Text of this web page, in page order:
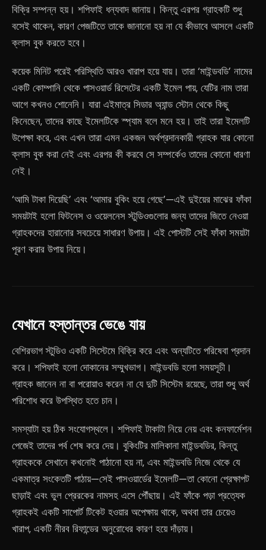
বিক্রি সম্পন্ন হয়। শপিফাই ধন্যবাদ জানায়। কিন্তু এরপর গ্রাহকটি শুধু
বসেই থাকেন, কারণ পেজটিতে তাকে জানানো হয় না যে কীভাবে আসলে একটি
ক্লাস বুক করতে হবে।
কয়েক মিনিট পরেই পরিস্থিতি আরও খারাপ হয়ে যায়। তারা ‘মাইন্ডবডি’ নামের
একটি কোম্পানি থেকে পাসওয়ার্ড রিসেটের একটি ইমেল পায়, যেটির নাম তারা
আগে কখনও শোনেনি। যারা এইমাত্র সিডার অ্যান্ড স্টোন থেকে কিছু
কিনেছেন, তাদের কাছে ইমেলটিকে স্প্যাম বলে মনে হয়। তাই তারা ইমেলটি
উপেক্ষা করে, এবং এখন তারা এমন একজন অর্থপ্রদানকারী গ্রাহক যার কোনো
ক্লাস বুক করা নেই এবং এরপর কী করবে সে সম্পর্কেও তাদের কোনো ধারণা
নেই।
‘আমি টাকা দিয়েছি’ এবং ‘আমার বুকিং হয়ে গেছে’—এই দুইয়ের মাঝের ফাঁকা
সময়টাই হলো ফিটনেস ও ওয়েলনেস স্টুডিওগুলোর জন্য তাদের জিতে নেওয়া
গ্রাহকদের হারানোর সবচেয়ে সাধারণ উপায়। এই পোস্টটি সেই ফাঁকা সময়টা
পূরণ করার উপায় নিয়ে।
যেখানে হস্তান্তর ভেঙে যায়
বেশিরভাগ স্টুডিও একটি সিস্টেমে বিক্রি করে এবং অন্যটিতে পরিষেবা প্রদান
করে। শপিফাই হলো দোকানের সম্মুখভাগ। মাইন্ডবডি হলো সময়সূচী।
গ্রাহক জানেন না বা পরোয়াও করেন না যে দুটি সিস্টেম রয়েছে, তারা শুধু অর্থ
পরিশোধ করে উপস্থিত হতে চান।
সমস্যাটা হয় ঠিক সংযোগস্থলে। শপিফাই টাকাটা নিয়ে নেয় এবং কনফার্মেশন
পেজেই তাদের পর্ব শেষ করে দেয়। বুকিংটির মালিকানা মাইন্ডবডির, কিন্তু
গ্রাহককে সেখানে কখনোই পাঠানো হয় না, এবং মাইন্ডবডি নিজে থেকে যে
একমাত্র সংকেতটি পাঠায়—সেই পাসওয়ার্ডের ইমেলটি—তা কোনো প্রেক্ষাপট
ছাড়াই এবং ভুল প্রেরকের নামসহ এসে পৌঁছায়। এই ফাঁকে পড়া প্রত্যেক
গ্রাহকই একটি সাপোর্ট টিকেট হওয়ার অপেক্ষায় থাকে, অথবা তার চেয়েও
খারাপ, একটি নীরব রিফান্ডের অনুরোধের কারণ হয়ে দাঁড়ায়।